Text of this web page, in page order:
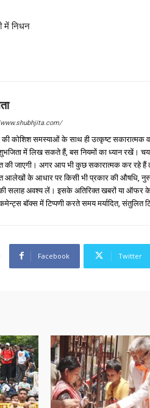
में निधन
की कोशिश समस्याओं के साथ ही उत्कृष्ट
में लिख सकते हैं, बस नियमों का ध्यान रखें।
की जाएगी। अगर आप भी कुछ सकारात्मक कर रहे
आलेखों के आधार पर किसी भी प्रकार की औषधि,
की सलाह अवश्य लें। इसके अतिरिक्त खबरों या
बॉक्स में टिप्पणी करते समय मर्यादित, संतुलित
Facebook Twitter